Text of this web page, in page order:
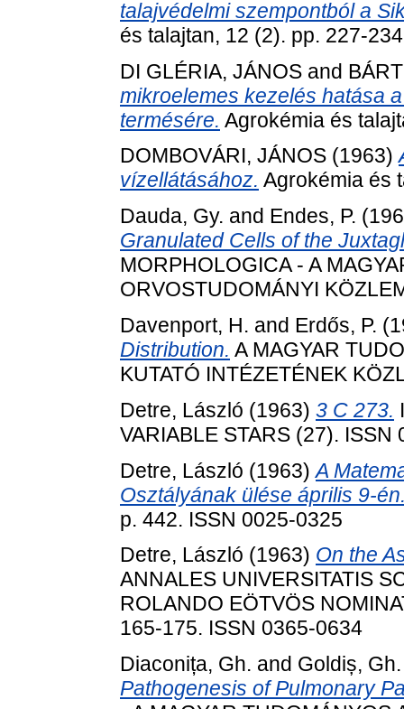
talajvédelmi szempontból a
és talajtan, 12 (2). pp. 227-
DI GLÉRIA, JÁNOS and
mikroelemes kezelés hatása
termésére. Agrokémia és
DOMBOVÁRI, JÁNOS (1963)
vízellátásához. Agrokémia és
Dauda, Gy. and Endes, P.
Granulated Cells of the
MORPHOLOGICA - A
ORVOSTUDOMÁNYI
Davenport, H. and Erdős, P.
Distribution. A MAGYAR
KUTATÓ INTÉZETÉNEK
Detre, László (1963) 3 C 273.
VARIABLE STARS (27). ISSN
Detre, László (1963)A
Osztályának ülése április 9-
p. 442. ISSN 0025-0325
Detre, László (1963) On the
ANNALES UNIVERSITATIS
ROLANDO EÖTVÖS
165-175. ISSN 0365-0634
Diaconița, Gh. and Goldiș, Gh.
Pathogenesis of Pulmonary